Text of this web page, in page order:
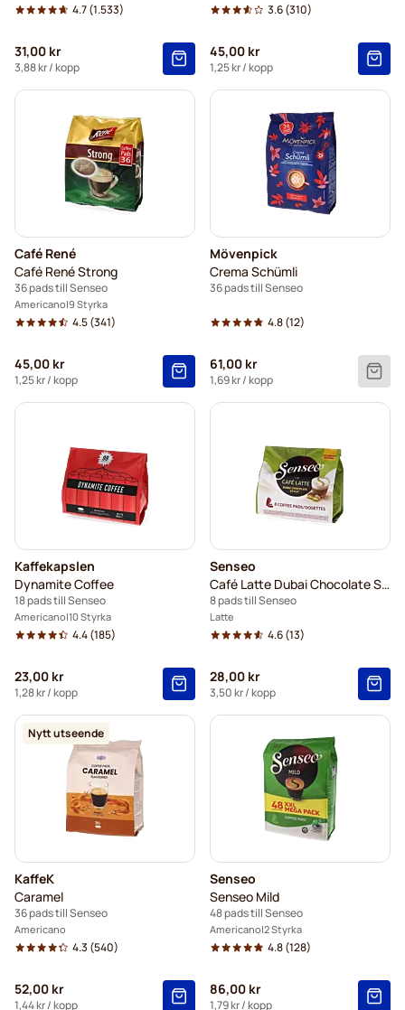
4.7(1.533)
31,00 kr
3,88 kr/ kopp
3.6(310)
45,00 kr
1,25 kr/ kopp
Café René
Café René Strong
36 pads till Senseo
Americano 9 Styrka
4.5(341)
45,00 kr
1,25 kr/ kopp
Mövenpick
Crema Schümli
36 pads till Senseo
4.8(12)
61,00 kr
1,69 kr/ kopp
Kaffekapslen
Dynamite Coffee
18 pads till Senseo
Americano 10 Styrka
4.4(185)
23,00 kr
1,28 kr/ kopp
Senseo
Café Latte Dubai Chocolate Style
8 pads till Senseo
Latte
4.6(13)
28,00 kr
3,50 kr/ kopp
Nytt utseende
KaffeK
Caramel
36 pads till Senseo
Americano
4.3 (540)
52,00 kr
1,44 kr/ kopp
Senseo
Senseo Mild
48 pads till Senseo
Americano 2 Styrka
4.8(128)
86,00 kr
1,79 kr/ kopp